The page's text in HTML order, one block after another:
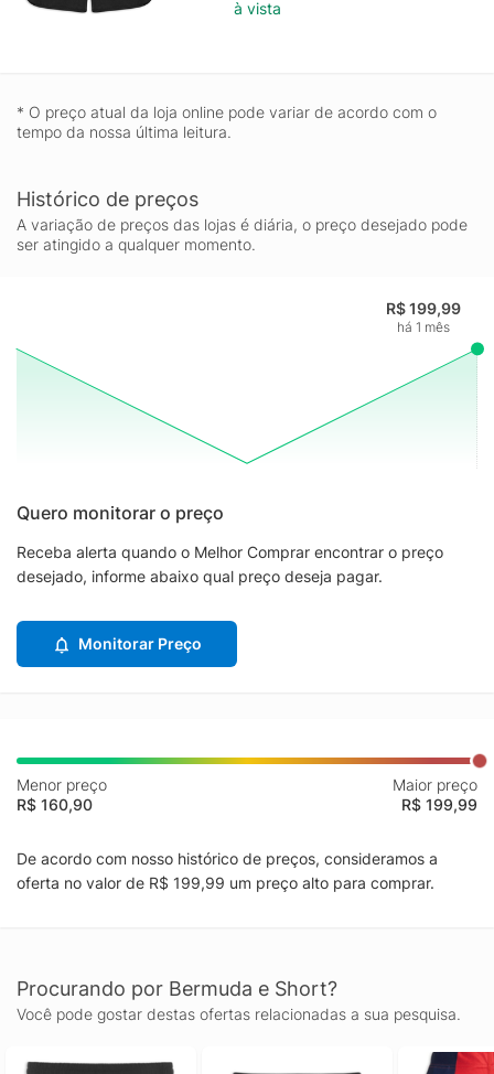
à vista
* O preço atual da loja online pode variar de acordo com o
tempo da nossa última leitura.
Histórico de preços
A variação de preços das lojas é diária, o preço desejado pode
ser atingido a qualquer momento.
R$ 199,99
há 1 mês
Quero monitorar o preço
Receba alerta quando o Melhor Comprar encontrar o preço
desejado, informe abaixo qual preço deseja pagar.
Monitorar Preço
Menor preço
R$ 160,90
Maior preço
R$ 199,99
De acordo com nosso histórico de preços, consideramos a
oferta no valor de R$ 199,99 um preço alto para comprar.
Procurando por Bermuda e Short?
Você pode gostar destas ofertas relacionadas a sua pesquisa.